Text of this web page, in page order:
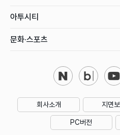
아투시티
문화·스포츠
회사소개 지면보
PC버전